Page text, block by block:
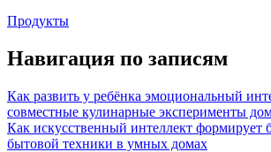
Продукты
Навигация по записям
Как развить у ребёнка эмоциональный
совместные кулинарные эксперименты
Как искусственный интеллект формирует
бытовой техники в умных домах